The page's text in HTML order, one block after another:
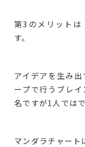
第3のメリット
す。
アイデアを生み
ープで行うブレ
名ですが1人では
マンダラチャート